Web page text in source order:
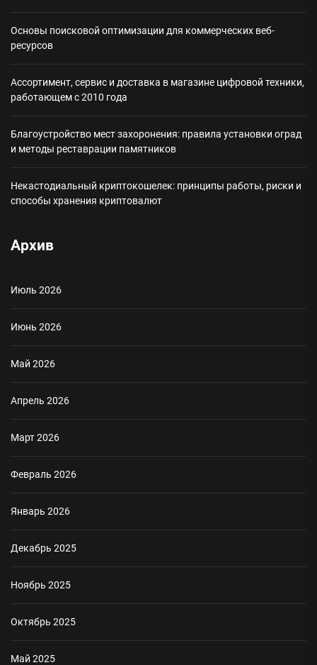
Основы поисковой оптимизации для коммерческих веб-
ресурсов
Ассортимент, сервис и доставка в магазине цифровой техники,
работающем с 2010 года
Благоустройство мест захоронения: правила установки оград
и методы реставрации памятников
Некастодиальный криптокошелек: принципы работы, риски и
способы хранения криптовалют
Архив
Июль 2026
Июнь 2026
Май 2026
Апрель 2026
Март 2026
Февраль 2026
Январь 2026
Декабрь 2025
Ноябрь 2025
Октябрь 2025
Май 2025